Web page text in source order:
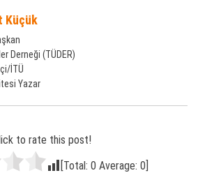
Küçük
Derneği (TÜDER)
İTÜ
Yazar
to rate this post!
[Total: 0 Average: 0]